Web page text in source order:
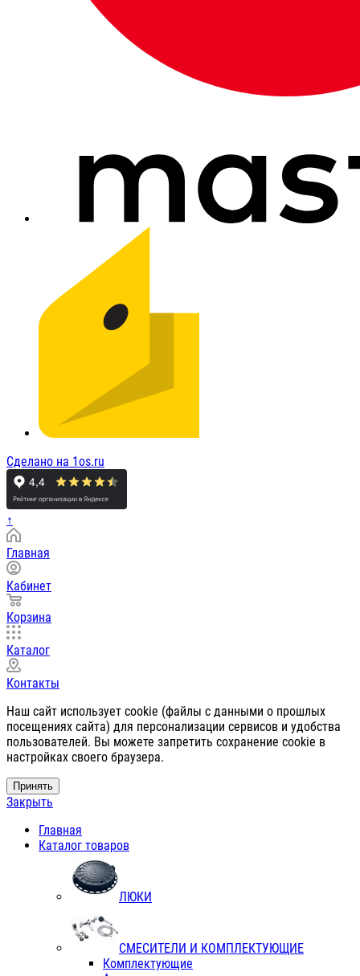
Сделано на 1os.ru
↑
Главная
Кабинет
Корзина
Каталог
Контакты
Наш сайт использует cookie (файлы с данными о прошлых
посещениях сайта) для персонализации сервисов и удобства
пользователей. Вы можете запретить сохранение cookie в
настройках своего браузера.
Принять
Закрыть
Главная
Каталог товаров
ЛЮКИ
СМЕСИТЕЛИ И КОМПЛЕКТУЮЩИЕ
Комплектующие